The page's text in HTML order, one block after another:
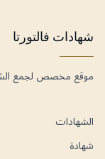
شهادات فالتورتا
موقع مخصص لجمع
الشهادات
شهادة